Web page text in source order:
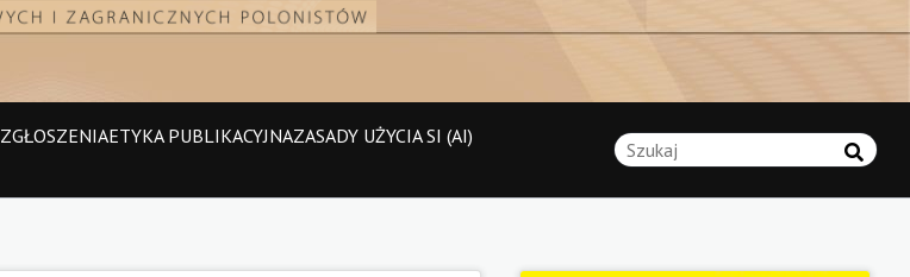
ZGŁOSZENIAETYKA PUBLIKACYJNAZASADY UŻYCIA SI (AI)